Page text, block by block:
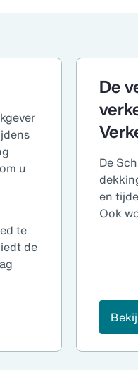
u
te
de
De
De
en
Ook